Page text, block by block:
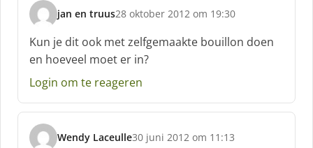
jan en truus
s
c
h
r
e
f
28 oktober 2012 om 19:30
Kun je dit ook met zelfgemaakte bouillon doen
en hoeveel moet er in?
Login om te reageren
Wendy Laceulle
s
30 juni 2012 om 11:13